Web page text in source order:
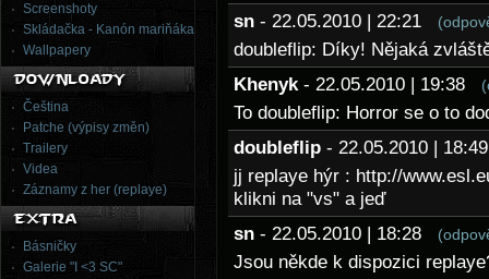
Screenshoty
Skládačka - Kanón mariňáka
Wallpapery
Čeština
Patche (výpisy změn)
Trailery
Videa
Záznamy z her (replaye)
Básničky
Galerie "I <3 SC"
sn - 22.05.2010 | 22:21
doubleflip: Díky! Nějaká
Khenyk - 22.05.2010 | 19:38
To doubleflip: Horror se o to
doubleflip - 22.05.2010 |
jj replaye hýr : http://
klikni na "vs" a jeď
sn - 22.05.2010 | 18:28
Jsou někde k dispozici